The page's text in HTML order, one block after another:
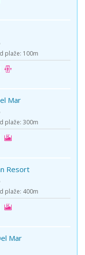
plaže: 100m
Mar
plaže: 300m
Resort
plaže: 400m
Mar